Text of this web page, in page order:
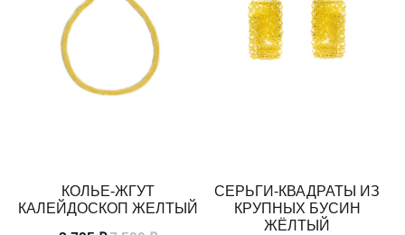
КОЛЬЕ-ЖГУТ
КАЛЕЙДОСКОП ЖЕЛТЫЙ
СЕРЬГИ-КВАДРАТЫ ИЗ
КРУПНЫХ БУСИН
ЖЁЛТЫЙ